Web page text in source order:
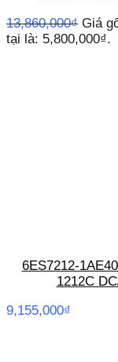
13,860,000₫ Giá
tại là: 5,800,000₫.
6ES7212-
1212C
9,155,000₫